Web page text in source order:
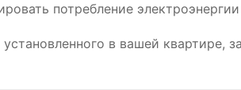
потребление
установленного в вашей квартире,